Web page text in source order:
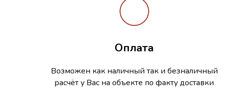
Оплата
Возможен как наличный так и безналичный
расчёт у Вас на объекте по факту доставки